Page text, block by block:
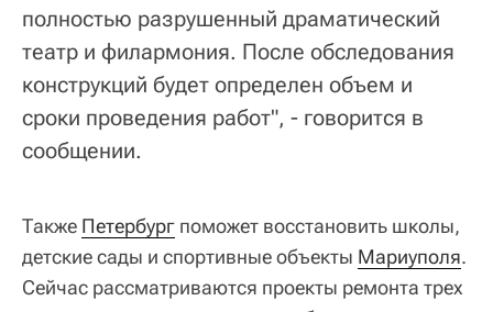
полностью разрушенный драматический
театр и филармония. После обследования
конструкций будет определен объем и
сроки проведения работ", - говорится в
сообщении.
Также Петербург поможет восстановить школы,
детские сады и спортивные объекты Мариуполя.
Сейчас рассматриваются проекты ремонта трех